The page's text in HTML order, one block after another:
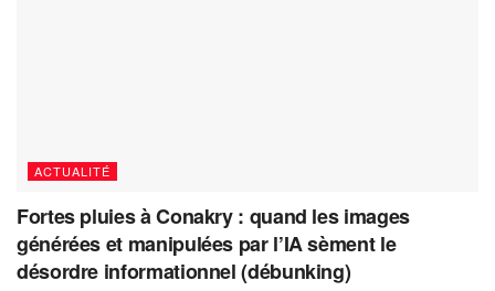
ACTUALITÉ
Fortes pluies à Conakry : quand les images
générées et manipulées par l’IA sèment le
désordre informationnel (débunking)